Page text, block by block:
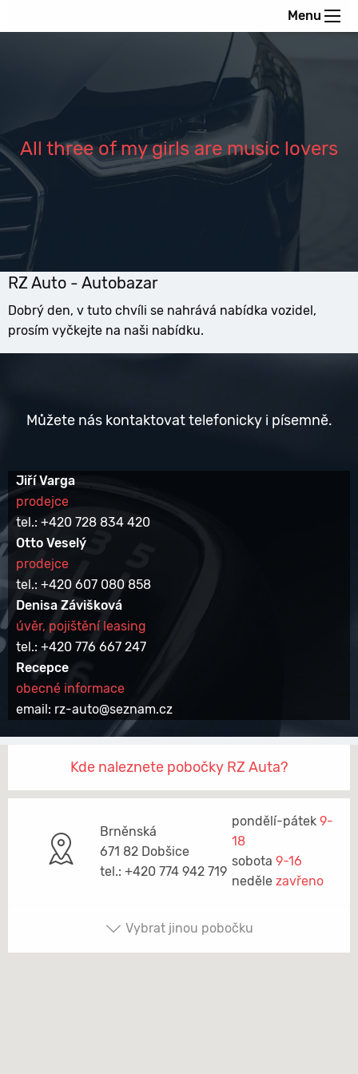
Menu
All three of my girls are music lovers
RZ Auto - Autobazar
Dobrý den, v tuto chvíli se nahrává nabídka vozidel,
prosím vyčkejte na naši nabídku.
Můžete nás kontaktovat telefonicky i písemně.
Jiří Varga
prodejce
tel.: +420 728 834 420
Otto Veselý
prodejce
tel.: +420 607 080 858
Denisa Závišková
úvěr, pojištění leasing
tel.: +420 776 667 247
Recepce
obecné informace
email: rz-auto@seznam.cz
Kde naleznete pobočky RZ Auta?
Brněnská
671 82 Dobšice
tel.: +420 774 942 719
pondělí-pátek 9-
18
sobota 9-16
neděle zavřeno
Vybrat jinou pobočku